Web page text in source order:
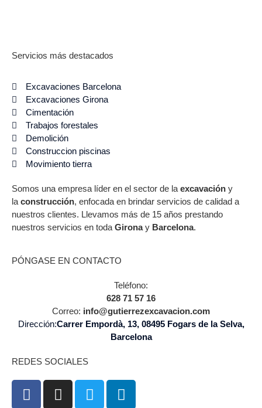
Servicios más destacados
Excavaciones Barcelona
Excavaciones Girona
Cimentación
Trabajos forestales
Demolición
Construccion piscinas
Movimiento tierra
Somos una empresa líder en el sector de la excavación y
la construcción, enfocada en brindar servicios de calidad a
nuestros clientes. Llevamos más de 15 años prestando
nuestros servicios en toda Gironay Barcelona.
PÓNGASE EN CONTACTO
Teléfono:
628 71 57 16
Correo: info@gutierrezexcavacion.com
Dirección:Carrer Empordà, 13, 08495 Fogars de la Selva,
Barcelona
REDES SOCIALES